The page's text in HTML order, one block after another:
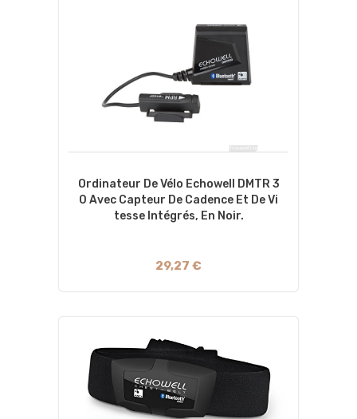
Ordinateur De Vélo Echowell DMTR 3
0 Avec Capteur De Cadence Et De Vi
Tesse Intégrés, En Noir.
29,27 €